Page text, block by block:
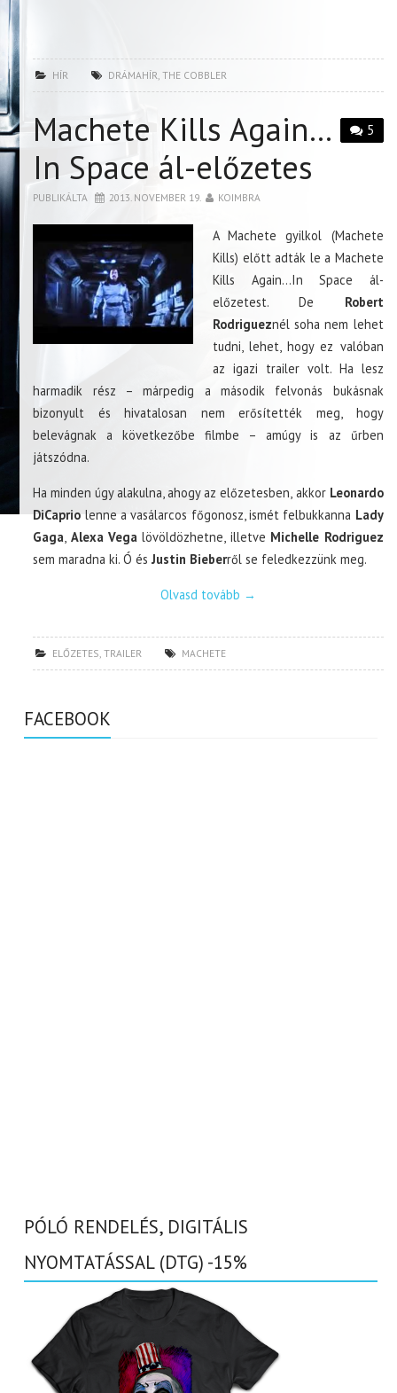
HÍR DRÁMAHÍR ,THE COBBLER
5
Machete Kills Again…
In Space ál-előzetes
PUBLIKÁLTA 2013. NOVEMBER 19. KOIMBRA
A Machete gyilkol (Machete
Kills) előtt adták le a Machete
Kills Again…In Space ál-
előzetest. De Robert
Rodrigueznél soha nem lehet
tudni, lehet, hogy ez valóban
az igazi trailer volt. Ha lesz
harmadik rész – márpedig a második felvonás bukásnak
bizonyult és hivatalosan nem erősítették meg, hogy
belevágnak a következőbe filmbe – amúgy is az űrben
játszódna.
Ha minden úgy alakulna, ahogy az előzetesben, akkor Leonardo
DiCaprio lenne a vasálarcos főgonosz, ismét felbukkanna Lady
Gaga, Alexa Vega lövöldözhetne, illetve Michelle Rodriguez
sem maradna ki. Ó ésJustin Bieberről se feledkezzünk meg.
Olvasd tovább →
ELŐZETES ,TRAILER MACHETE
FACEBOOK
PÓLÓ RENDELÉS, DIGITÁLIS
NYOMTATÁSSAL (DTG) -15%